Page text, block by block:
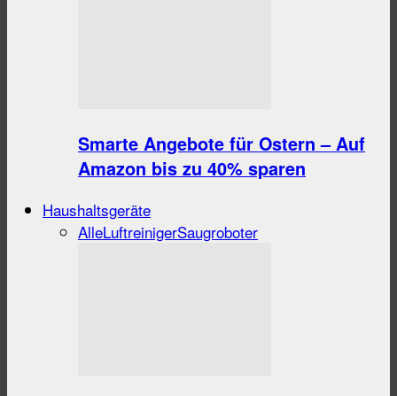
Smarte Angebote für Ostern – Auf
Amazon bis zu 40% sparen
Haushaltsgeräte
AlleLuftreinigerSaugroboter